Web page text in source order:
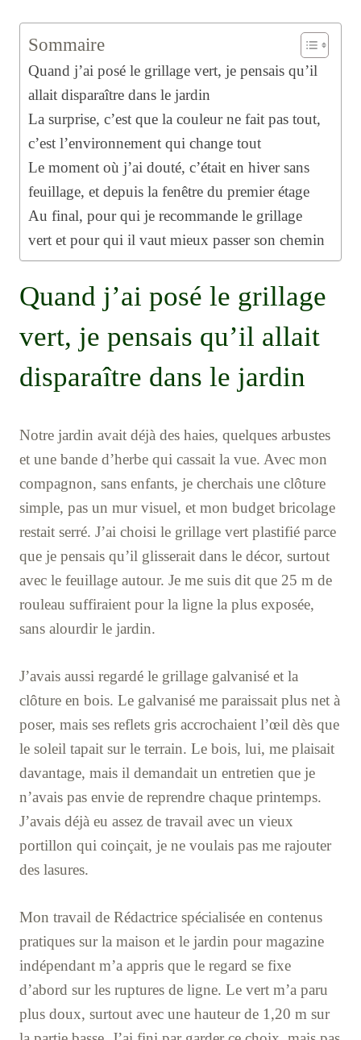
Sommaire
Quand j’ai posé le grillage vert, je pensais qu’il
allait disparaître dans le jardin
La surprise, c’est que la couleur ne fait pas tout,
c’est l’environnement qui change tout
Le moment où j’ai douté, c’était en hiver sans
feuillage, et depuis la fenêtre du premier étage
Au final, pour qui je recommande le grillage
vert et pour qui il vaut mieux passer son chemin
Quand j’ai posé le grillage
vert, je pensais qu’il allait
disparaître dans le jardin
Notre jardin avait déjà des haies, quelques arbustes
et une bande d’herbe qui cassait la vue. Avec mon
compagnon, sans enfants, je cherchais une clôture
simple, pas un mur visuel, et mon budget bricolage
restait serré. J’ai choisi le grillage vert plastifié parce
que je pensais qu’il glisserait dans le décor, surtout
avec le feuillage autour. Je me suis dit que 25 m de
rouleau suffiraient pour la ligne la plus exposée,
sans alourdir le jardin.
J’avais aussi regardé le grillage galvanisé et la
clôture en bois. Le galvanisé me paraissait plus net à
poser, mais ses reflets gris accrochaient l’œil dès que
le soleil tapait sur le terrain. Le bois, lui, me plaisait
davantage, mais il demandait un entretien que je
n’avais pas envie de reprendre chaque printemps.
J’avais déjà eu assez de travail avec un vieux
portillon qui coinçait, je ne voulais pas me rajouter
des lasures.
Mon travail de Rédactrice spécialisée en contenus
pratiques sur la maison et le jardin pour magazine
indépendant m’a appris que le regard se fixe
d’abord sur les ruptures de ligne. Le vert m’a paru
plus doux, surtout avec une hauteur de 1,20 m sur